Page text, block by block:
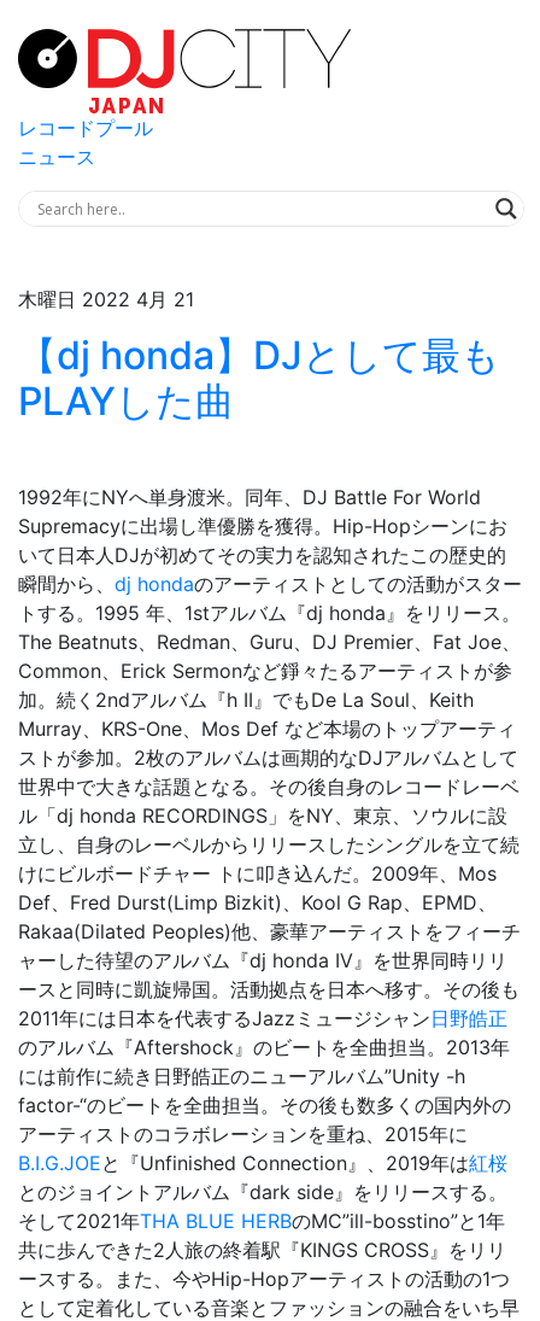
レコードプール
ニュース
木曜日 2022 4月 21
【dj honda】DJとして最も
PLAYした曲
1992年にNYへ単身渡米。同年、DJ Battle For World
Supremacyに出場し準優勝を獲得。Hip-Hopシーンにお
いて日本人DJが初めてその実力を認知されたこの歴史的
瞬間から、 dj hondaのアーティストとしての活動がスター
トする。1995 年、1stアルバム『dj honda』をリリース。
The Beatnuts、Redman、Guru、DJ Premier、Fat Joe、
Common、Erick Sermonなど錚々たるアーティストが参
加。続く2ndアルバム『h II』でもDe La Soul、Keith
Murray、KRS-One、Mos Def など本場のトップアーティ
ストが参加。2枚のアルバムは画期的なDJアルバムとして
世界中で大きな話題となる。その後自身のレコードレーベ
ル「dj honda RECORDINGS」をNY、東京、ソウルに設
立し、自身のレーベルからリリースしたシングルを立て続
けにビルボードチャー トに叩き込んだ。2009年、Mos
Def、Fred Durst(Limp Bizkit)、Kool G Rap、EPMD、
Rakaa(Dilated Peoples)他、豪華アーティストをフィーチ
ャーした待望のアルバム『dj honda IV』を世界同時リリ
ースと同時に凱旋帰国。活動拠点を日本へ移す。その後も
2011年には日本を代表するJazzミュージシャン日野皓正
のアルバム『Aftershock』のビートを全曲担当。2013年
には前作に続き日野皓正のニューアルバム”Unity -h
factor-“のビートを全曲担当。その後も数多くの国内外の
アーティストのコラボレーションを重ね、2015年に
B.I.G.JOEと『Unfinished Connection』、2019年は紅桜
とのジョイントアルバム『dark side』をリリースする。
そして2021年THA BLUE HERBのMC”ill-bosstino”と1年
共に歩んできた2人旅の終着駅『KINGS CROSS』をリリ
ースする。また、今やHip-Hopアーティストの活動の1つ
として定着化している音楽とファッションの融合をいち早